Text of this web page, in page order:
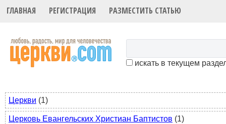
ГЛАВНАЯ РЕГИСТРАЦИЯ РАЗМЕСТИТЬ СТАТЬЮ
искать в текущем
Церкви (1)
Церковь Евангельских Христиан Баптистов (1)